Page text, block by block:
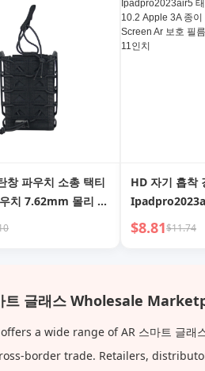
창 파우치 소총 택티
치 7.62mm 몰리 소
탄창 캐리어 AR M4
HD 자기 흡착
8/9/10 눈 보
$8.81$11.74
트 글래스 Wholesale
offers a wide range of AR 스마트
border trade. Retailers,